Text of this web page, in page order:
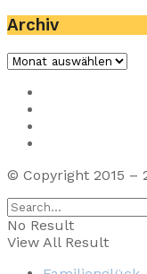
Archiv
Archiv
© Copyright 2015 –
No Result
View All Result